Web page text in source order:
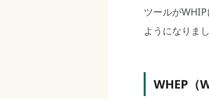
ツールが
ようになりまし
WHEP（